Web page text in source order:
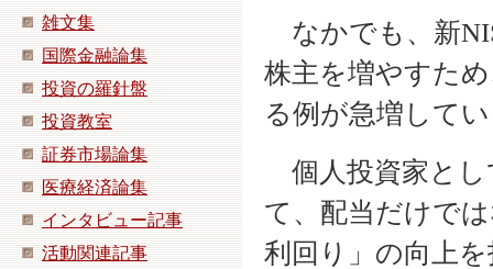
雑文集
国際金融論集
投資の羅針盤
投資教室
証券市場論集
医療経済論集
インタビュー記事
活動関連記事
なかでも、新
株主を増やすた
る例が急増して
個人投資家とし
て、配当だけで
利回り」の向上